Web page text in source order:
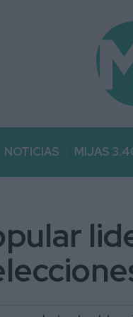
NOTICIAS MIJAS